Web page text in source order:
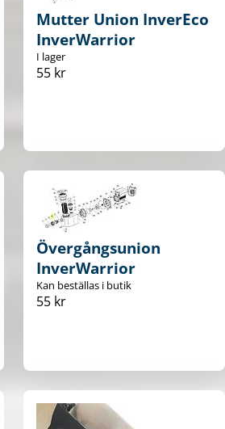
Mutter Union InverEco
InverWarrior
I lager
55 kr
Övergångsunion
InverWarrior
Kan beställas i butik
55 kr